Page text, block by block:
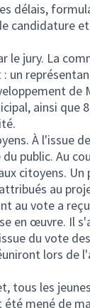
délais,
candidature
le jury. La
un
de
ainsi que
À l'issue
public. Au
citoyens.
au
au vote a
en œuvre. Il
du vote
lors de
tous les
été mené de